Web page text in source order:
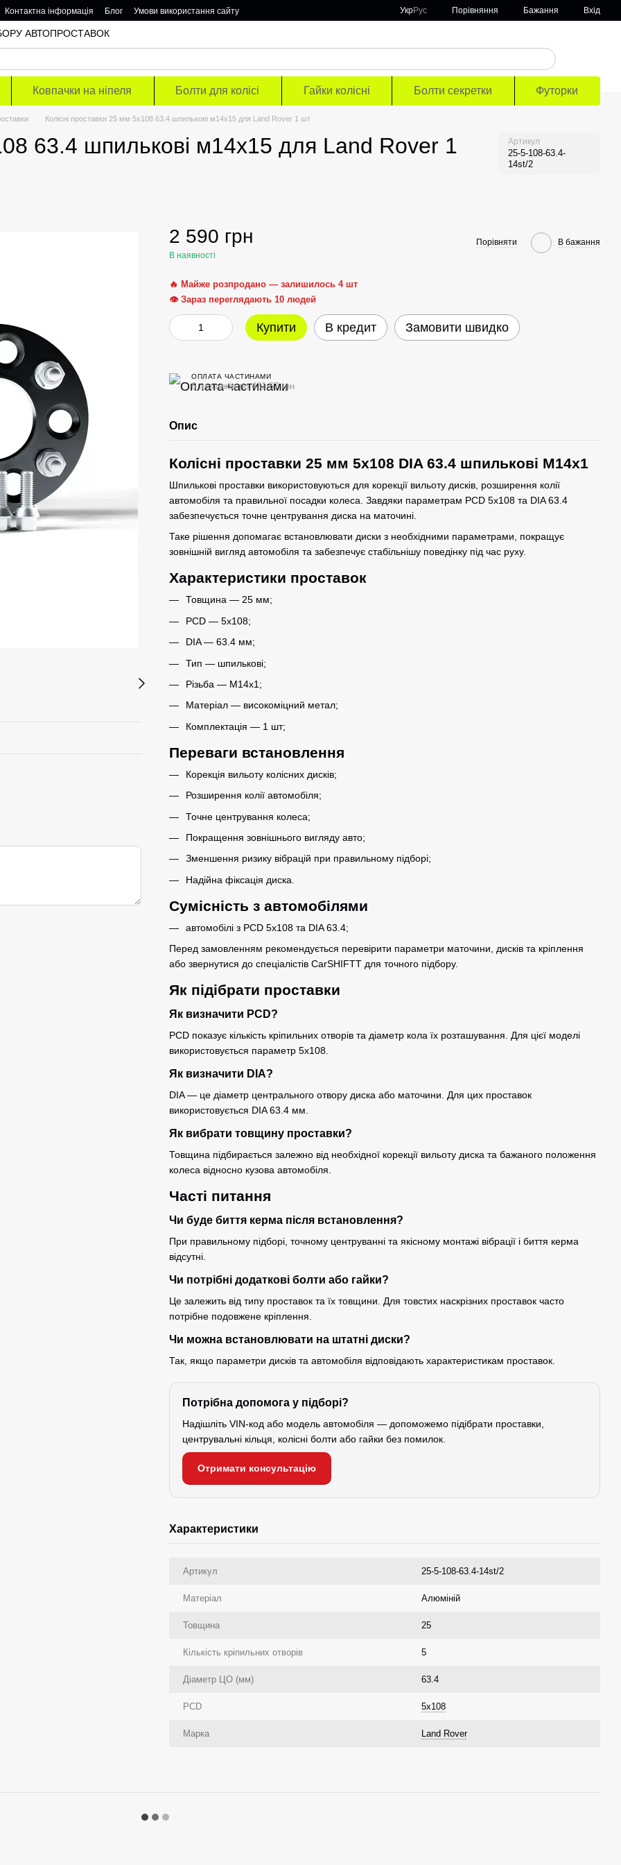
Контактна інформація Блог
Умови використання сайту
УкрРус Порівняння Бажання Вхід
АВТОПРОСТАВОК
Ковпачки на ніпеля Болти для колісі Гайки колісні Болти секретки Футорки
Колісні проставки 25 мм 5х108 63.4 шпилькові м14х15 для Land Rover 1 шт
63.4 шпилькові м14х15 для Land Rover 1
Артикул
25-5-108-63.4-
14st/2
2 590 грн
В наявності
Порівняти В бажання
🔥 Майже розпродано — залишилось 4 шт
👁 Зараз переглядають 10 людей
Купити В кредит Замовити швидко
ОПЛАТА ЧАСТИНАМИ
6 платежів по 431.67 грн
Опис
Колісні проставки 25 мм 5x108 DIA 63.4 шпилькові M14x1
Шпилькові проставки використовуються для корекції вильоту дисків, розширення колії
автомобіля та правильної посадки колеса. Завдяки параметрам PCD 5x108 та DIA 63.4
забезпечується точне центрування диска на маточині.
Таке рішення допомагає встановлювати диски з необхідними параметрами, покращує
зовнішній вигляд автомобіля та забезпечує стабільнішу поведінку під час руху.
Характеристики проставок
Товщина — 25 мм;
PCD — 5x108;
DIA — 63.4 мм;
Тип — шпилькові;
Різьба — M14x1;
Матеріал — високоміцний метал;
Комплектація — 1 шт;
Переваги встановлення
Корекція вильоту колісних дисків;
Розширення колії автомобіля;
Точне центрування колеса;
Покращення зовнішнього вигляду авто;
Зменшення ризику вібрацій при правильному підборі;
Надійна фіксація диска.
Сумісність з автомобілями
автомобілі з PCD 5x108 та DIA 63.4;
Перед замовленням рекомендується перевірити параметри маточини, дисків та кріплення
або звернутися до спеціалістів CarSHIFTT для точного підбору.
Як підібрати проставки
Як визначити PCD?
PCD показує кількість кріпильних отворів та діаметр кола їх розташування. Для цієї моделі
використовується параметр 5x108.
Як визначити DIA?
DIA — це діаметр центрального отвору диска або маточини. Для цих проставок
використовується DIA 63.4 мм.
Як вибрати товщину проставки?
Товщина підбирається залежно від необхідної корекції вильоту диска та бажаного положення
колеса відносно кузова автомобіля.
Часті питання
Чи буде биття керма після встановлення?
При правильному підборі, точному центруванні та якісному монтажі вібрації і биття керма
відсутні.
Чи потрібні додаткові болти або гайки?
Це залежить від типу проставок та їх товщини. Для товстих наскрізних проставок часто
потрібне подовжене кріплення.
Чи можна встановлювати на штатні диски?
Так, якщо параметри дисків та автомобіля відповідають характеристикам проставок.
Потрібна допомога у підборі?
Надішліть VIN-код або модель автомобіля — допоможемо підібрати проставки,
центрувальні кільця, колісні болти або гайки без помилок.
Отримати консультацію
Характеристики
Артикул 25-5-108-63.4-14st/2
Матеріал Алюміній
Товщина 25
Кількість кріпильних отворів 5
Діаметр ЦО (мм) 63.4
PCD 5x108
Марка Land Rover